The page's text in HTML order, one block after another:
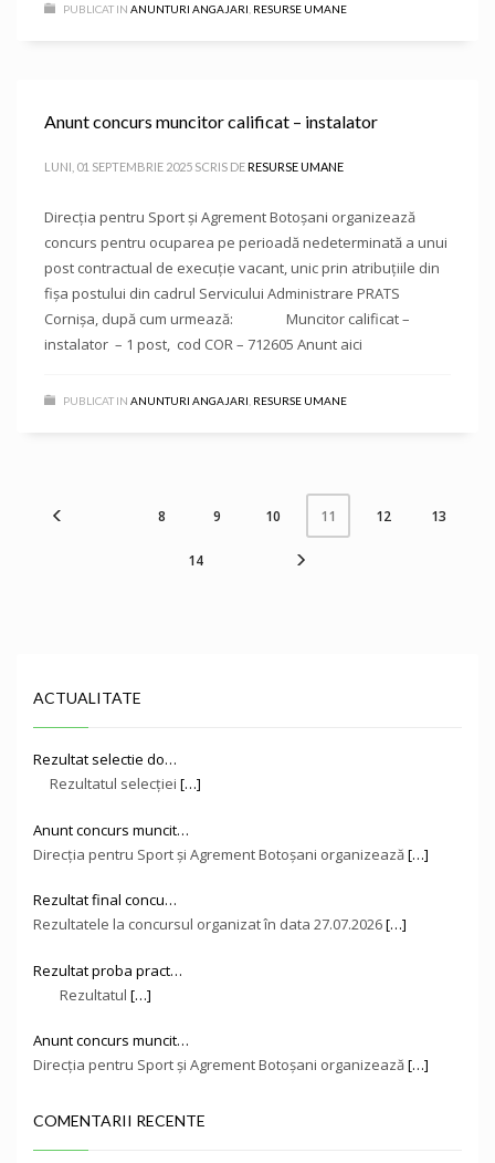
PUBLICAT IN ANUNTURI ANGAJARI RESURSE UMANE
Anunt concurs muncitor calificat – instalator
LUNI, 01 SEPTEMBRIE 2025 SCRIS DERESURSE UMANE
Direcţia pentru Sport și Agrement Botoşani organizează
concurs pentru ocuparea pe perioadă nedeterminată a unui
post contractual de execuție vacant, unic prin atribuțiile din
fișa postului din cadrul Servicului Administrare PRATS
Cornișa, după cum urmează: Muncitor calificat –
instalator – 1 post, cod COR – 712605 Anunt aici
PUBLICAT IN ANUNTURI ANGAJARI RESURSE UMANE
8 9 10 11 12 13
14
ACTUALITATE
Rezultat selectie do…
Rezultatul selecției […]
Anunt concurs muncit…
Direcţia pentru Sport și Agrement Botoşani organizează[…]
Rezultat final concu…
Rezultatele la concursul organizat în data 27.07.2026[…]
Rezultat proba pract…
Rezultatul […]
Anunt concurs muncit…
Direcţia pentru Sport și Agrement Botoşani organizează[…]
COMENTARII RECENTE